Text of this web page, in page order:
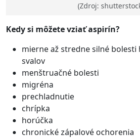
(Zdroj:
Kedy si môžete vziať aspirín?
mierne až stredne silné bolesti
svalov
menštruačné bolesti
migréna
prechladnutie
chrípka
horúčka
chronické zápalové ochorenia